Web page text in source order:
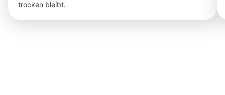
trocken bleibt.